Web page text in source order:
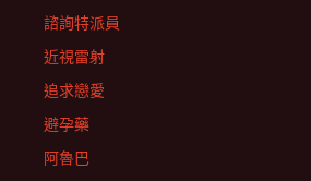
諮詢特派員
近視雷射
追求戀愛
避孕藥
阿魯巴